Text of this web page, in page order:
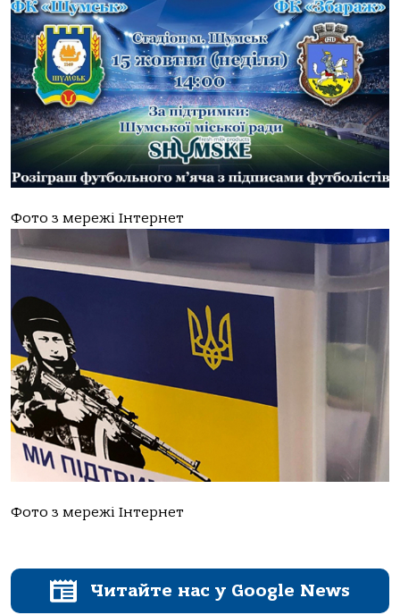
Фото з мережі Інтернет
Фото з мережі Інтернет
Читайте нас у Google News